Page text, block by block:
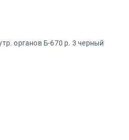
органов Б-670 р. 3 черный